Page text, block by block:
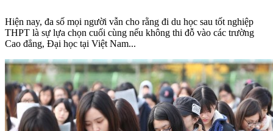
Hiện nay, đa số mọi người vẫn cho rằng đi du học sau tốt nghiệp
THPT là sự lựa chọn cuối cùng nếu không thi đỗ vào các trường
Cao đẳng, Đại học tại Việt Nam...